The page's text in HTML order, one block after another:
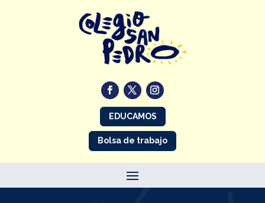
EDUCAMOS
Bolsa de trabajo